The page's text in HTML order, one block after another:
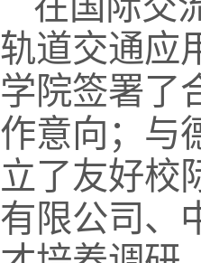
轨道交通应
学院签署了
作意向；与
立了友好校
有限公司、